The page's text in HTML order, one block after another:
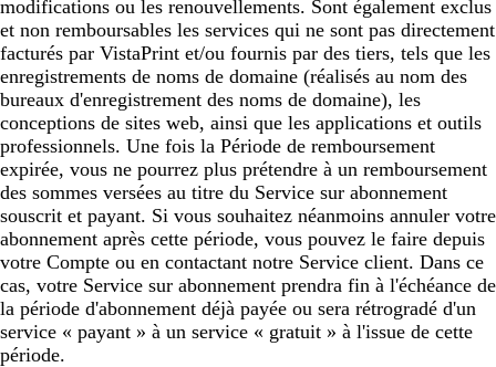
modifications ou les renouvellements. Sont également exclus
et non remboursables les services qui ne sont pas directement
facturés par VistaPrint et/ou fournis par des tiers, tels que les
enregistrements de noms de domaine (réalisés au nom des
bureaux d'enregistrement des noms de domaine), les
conceptions de sites web, ainsi que les applications et outils
professionnels. Une fois la Période de remboursement
expirée, vous ne pourrez plus prétendre à un remboursement
des sommes versées au titre du Service sur abonnement
souscrit et payant. Si vous souhaitez néanmoins annuler votre
abonnement après cette période, vous pouvez le faire depuis
votre Compte ou en contactant notre Service client. Dans ce
cas, votre Service sur abonnement prendra fin à l'échéance de
la période d'abonnement déjà payée ou sera rétrogradé d'un
service « payant » à un service « gratuit » à l'issue de cette
période.